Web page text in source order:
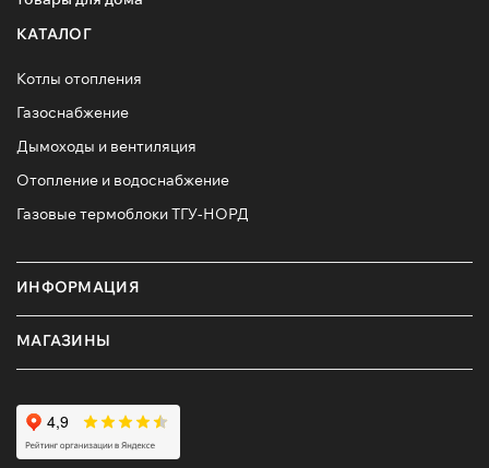
КАТАЛОГ
Котлы отопления
Газоснабжение
Дымоходы и вентиляция
Отопление и водоснабжение
Газовые термоблоки ТГУ-НОРД
ИНФОРМАЦИЯ
МАГАЗИНЫ